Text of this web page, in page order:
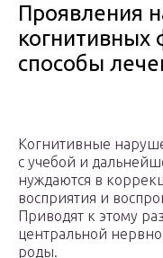
Проявления
когнитивных
способы
Когнитивные
с учебой и
нуждаются в
восприятия и
Приводят к этому
центральной
роды.